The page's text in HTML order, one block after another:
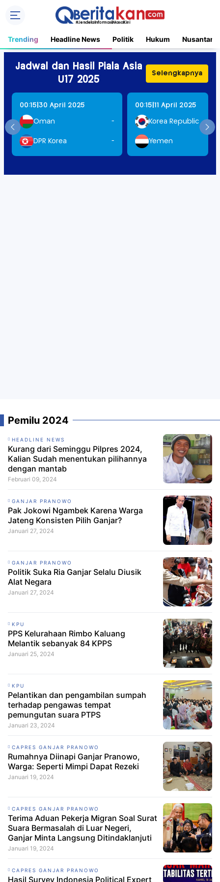
Trending Headline News Politik Hukum Nusantara
Jadwal dan Hasil Piala Asia
U17 2025
Selengkapnya
00:15 30 April 2025
Oman -
DPR Korea -
00:15 11 April 2025
Korea Republic
Yemen
Pemilu 2024
HEADLINE NEWS
Kurang dari Seminggu Pilpres 2024,
Kalian Sudah menentukan pilihannya
dengan mantab
Februari 09, 2024
GANJAR PRANOWO
Pak Jokowi Ngambek Karena Warga
Jateng Konsisten Pilih Ganjar?
Januari 27, 2024
GANJAR PRANOWO
Politik Suka Ria Ganjar Selalu Diusik
Alat Negara
Januari 27, 2024
KPU
PPS Kelurahaan Rimbo Kaluang
Melantik sebanyak 84 KPPS
Januari 25, 2024
KPU
Pelantikan dan pengambilan sumpah
terhadap pengawas tempat
pemungutan suara PTPS
Januari 23, 2024
CAPRES GANJAR PRANOWO
Rumahnya Diinapi Ganjar Pranowo,
Warga: Seperti Mimpi Dapat Rezeki
Januari 19, 2024
CAPRES GANJAR PRANOWO
Terima Aduan Pekerja Migran Soal Surat
Suara Bermasalah di Luar Negeri,
Ganjar Minta Langsung Ditindaklanjuti
Januari 19, 2024
CAPRES GANJAR PRANOWO
Hasil Survey Indonesia Political Expert